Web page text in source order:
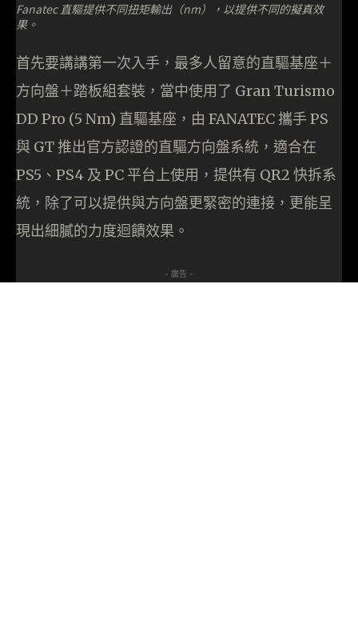
Fanatec 直驅提供不同扭矩輸出（nm），以提供不同的擬真效
果。
首先要講講第一次入手，最多人留意的直驅基座＋
方向盤＋踏板組套裝，當中使用了 Gran Turismo
DD Pro (5 Nm) 直驅基座，由 FANATEC 攜手 PS
與 GT 推出官方認證的直驅方向盤系統，適合在
PS5、PS4 及 PC 平台上使用，提供有 QR2 快拆系
統，除了可以提供與方向盤更緊密的連接，更能呈
現出細膩的力度迴饋效果。
- 廣告 -